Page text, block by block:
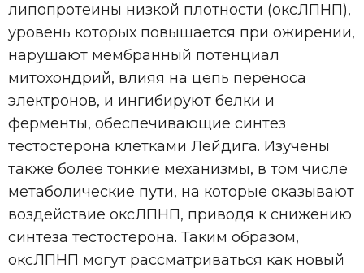
липопротеины низкой плотности (оксЛПНП),
уровень которых повышается при ожирении,
нарушают мембранный потенциал
митохондрий, влияя на цепь переноса
электронов, и ингибируют белки и
ферменты, обеспечивающие синтез
тестостерона клетками Лейдига. Изучены
также более тонкие механизмы, в том числе
метаболические пути, на которые оказывают
воздействие оксЛПНП, приводя к снижению
синтеза тестостерона. Таким образом,
оксЛПНП могут рассматриваться как новый